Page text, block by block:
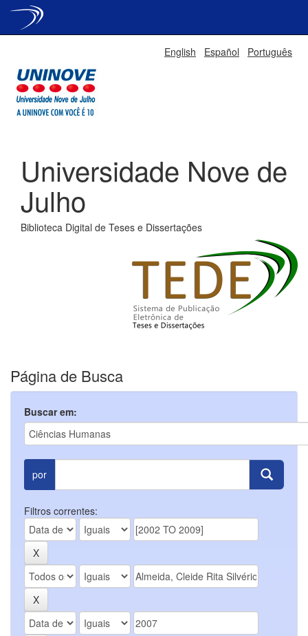
English Español Português
Universidade Nove de
Julho
Biblioteca Digital de Teses e Dissertações
Página de Busca
Buscar em:
por
Filtros correntes: